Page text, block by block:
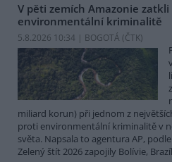
V pěti zemích Amazonie
environmentální kriminalitě
5.8.2026 10:34 | BOGOTÁ (ČTK)
miliard korun) při jednom z
proti environmentální kriminalitě v
světa. Napsala to agentura AP,
Zelený štít 2026 zapojily Bolívie,